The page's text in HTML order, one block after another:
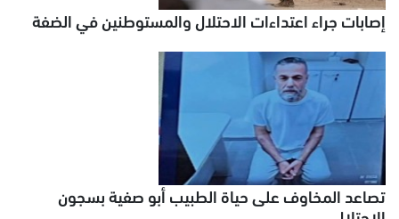
إصابات جراء اعتداءات الاحتلال والمستوطنين في الضفة
تصاعد المخاوف على حياة الطبيب أبو صفية بسجون